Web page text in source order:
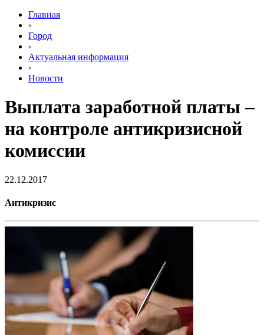
Главная
›
Город
›
Актуальная информация
›
Новости
Выплата заработной платы –
на контроле антикризисной
комиссии
22.12.2017
Антикризис